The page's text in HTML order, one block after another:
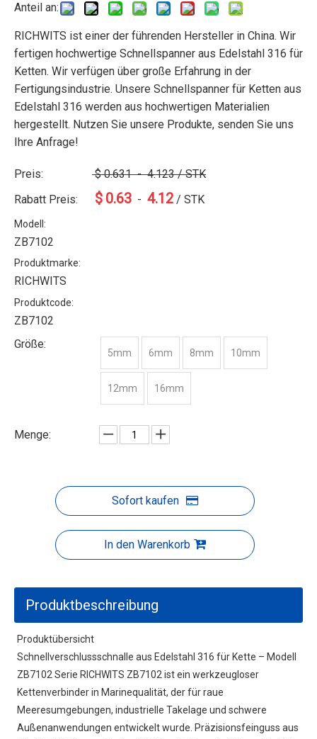
Anteil an:
RICHWITS ist einer der führenden Hersteller in China. Wir
fertigen hochwertige Schnellspanner aus Edelstahl 316 für
Ketten. Wir verfügen über große Erfahrung in der
Fertigungsindustrie. Unsere Schnellspanner für Ketten aus
Edelstahl 316 werden aus hochwertigen Materialien
hergestellt. Nutzen Sie unsere Produkte, senden Sie uns
Ihre Anfrage!
Preis: $ 0.631 - 4.123 / STK
Rabatt Preis:
$ 0.63 - 4.12 / STK
Modell:
ZB7102
Produktmarke:
RICHWITS
Produktcode:
ZB7102
Größe:
5mm 6mm 8mm 10mm
12mm 16mm
Menge:
Sofort kaufen
In den Warenkorb
Produktbeschreibung
Produktübersicht
Schnellverschlussschnalle aus Edelstahl 316 für Kette – Modell
ZB7102 Serie RICHWITS ZB7102 ist ein werkzeugloser
Kettenverbinder in Marinequalität, der für raue
Meeresumgebungen, industrielle Takelage und schwere
Außenanwendungen entwickelt wurde. Präzisionsfeinguss aus